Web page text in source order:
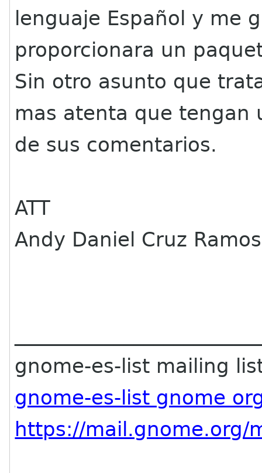
lenguaje Español y me
proporcionara un
Sin otro asunto que
mas atenta que tengan
de sus comentarios.
ATT
Andy Daniel Cruz Ramos
gnome-es-list mailing
gnome-es-list gnome
https://mail.gnome.org/